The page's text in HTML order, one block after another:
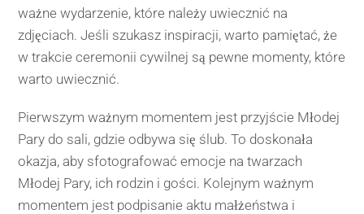
ważne wydarzenie, które należy uwiecznić na
zdjęciach. Jeśli szukasz inspiracji, warto pamiętać, że
w trakcie ceremonii cywilnej są pewne momenty, które
warto uwiecznić.
Pierwszym ważnym momentem jest przyjście Młodej
Pary do sali, gdzie odbywa się ślub. To doskonała
okazja, aby sfotografować emocje na twarzach
Młodej Pary, ich rodzin i gości. Kolejnym ważnym
momentem jest podpisanie aktu małżeństwa i